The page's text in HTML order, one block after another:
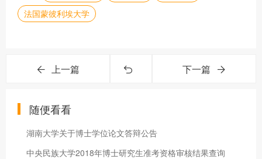
法国蒙彼利埃大学
上一篇 下一篇
随便看看
湖南大学关于博士学位论文答辩公告
中央民族大学2018年博士研究生准考资格审核结果查询